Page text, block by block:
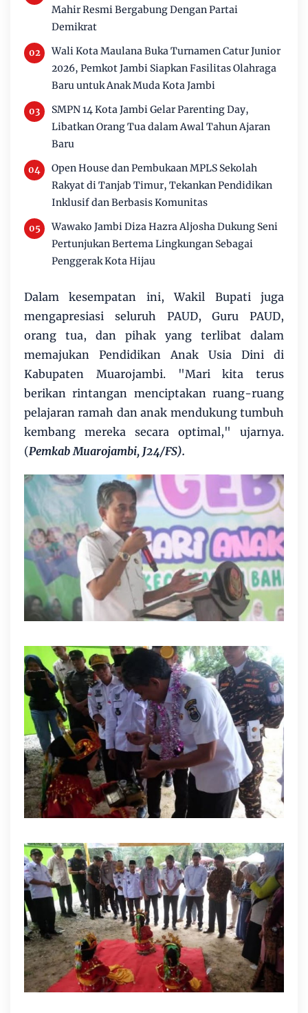
Mahir Resmi Bergabung Dengan Partai
Demikrat
Wali Kota Maulana Buka Turnamen Catur Junior
2026, Pemkot Jambi Siapkan Fasilitas Olahraga
Baru untuk Anak Muda Kota Jambi
SMPN 14 Kota Jambi Gelar Parenting Day,
Libatkan Orang Tua dalam Awal Tahun Ajaran
Baru
Open House dan Pembukaan MPLS Sekolah
Rakyat di Tanjab Timur, Tekankan Pendidikan
Inklusif dan Berbasis Komunitas
Wawako Jambi Diza Hazra Aljosha Dukung Seni
Pertunjukan Bertema Lingkungan Sebagai
Penggerak Kota Hijau
Dalam kesempatan ini, Wakil Bupati juga
mengapresiasi seluruh PAUD, Guru PAUD,
orang tua, dan pihak yang terlibat dalam
memajukan Pendidikan Anak Usia Dini di
Kabupaten Muarojambi. "Mari kita terus
berikan rintangan menciptakan ruang-ruang
pelajaran ramah dan anak mendukung tumbuh
kembang mereka secara optimal," ujarnya.
(Pemkab Muarojambi, J24/FS).